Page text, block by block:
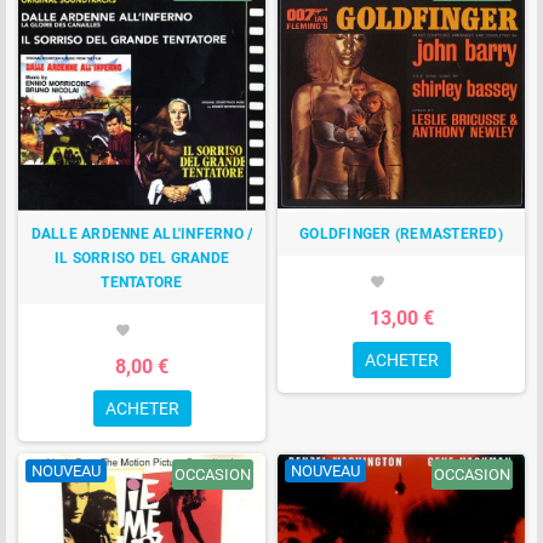
DALLE ARDENNE ALL'INFERNO /
IL SORRISO DEL GRANDE
TENTATORE
favorite
8,00 €
ACHETER
GOLDFINGER (REMASTERED)
favorite
13,00 €
ACHETER
NOUVEAU OCCASION NOUVEAU OCCASION